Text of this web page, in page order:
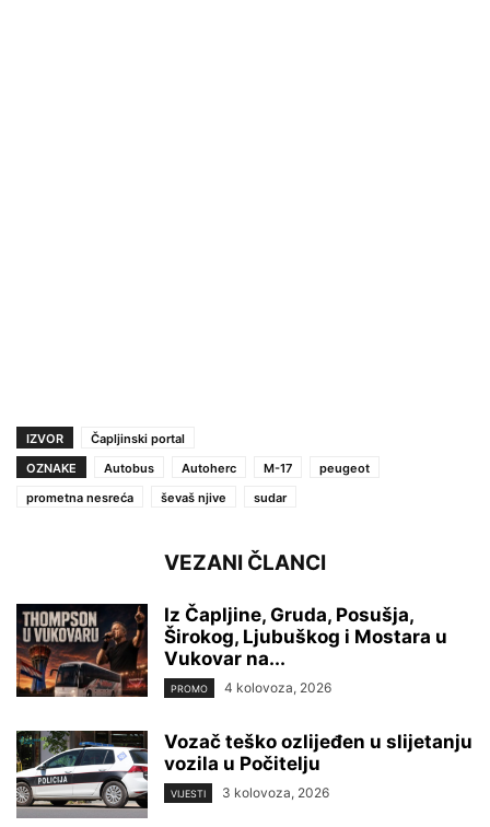
IZVOR
Čapljinski portal
OZNAKE
Autobus Autoherc M-17
peugeot
prometna nesreća
ševaš njive sudar
VEZANI ČLANCI
Iz Čapljine, Gruda, Posušja,
Širokog, Ljubuškog i Mostara u
Vukovar na...
PROMO 4 kolovoza, 2026
Vozač teško ozlijeđen u slijetanju
vozila u Počitelju
VIJESTI 3 kolovoza, 2026